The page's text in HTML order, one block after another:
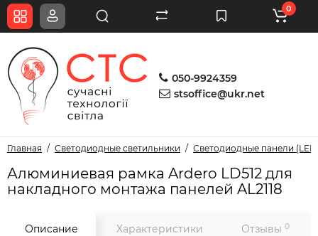
050-9924359
stsoffice@ukr.net
0
Главная Светодиодные светильники Светодиодные панели
Алюминиевая рамка Ardero LD512 для
накладного монтажа панелей AL2118
Описание Характеристики Отзывы 0